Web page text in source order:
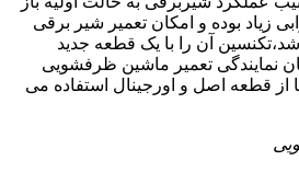
زیاد بوده و امکان تعمیر شیر برقی
آن را با یک قطعه جدید
نمایندگی تعمیر ماشین ظرفشویی
از قطعه اصل و اورجینال استفاده می